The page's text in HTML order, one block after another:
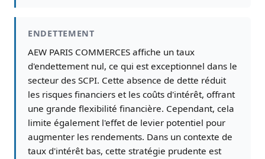
ENDETTEMENT
AEW PARIS COMMERCES affiche un taux
d'endettement nul, ce qui est exceptionnel dans le
secteur des SCPI. Cette absence de dette réduit
les risques financiers et les coûts d'intérêt, offrant
une grande flexibilité financière. Cependant, cela
limite également l'effet de levier potentiel pour
augmenter les rendements. Dans un contexte de
taux d'intérêt bas, cette stratégie prudente est